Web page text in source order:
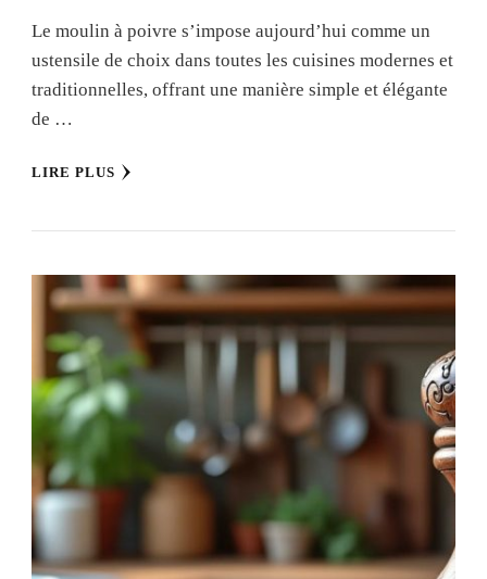
Le moulin à poivre s’impose aujourd’hui comme un
ustensile de choix dans toutes les cuisines modernes et
traditionnelles, offrant une manière simple et élégante
de …
LIRE PLUS